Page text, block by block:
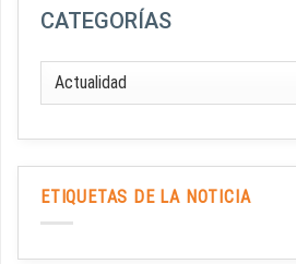
CATEGORÍAS
ETIQUETAS DE LA NOTICIA